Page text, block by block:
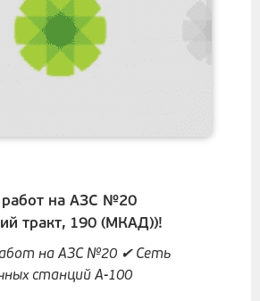
работ на АЗС №20
тракт, 190 (МКАД))!
на АЗС №20 ✔ Сеть
станций А-100